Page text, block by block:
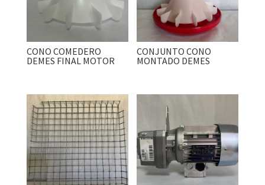
CONO COMEDERO
DEMES FINAL MOTOR
CONJUNTO CONO
MONTADO DEMES